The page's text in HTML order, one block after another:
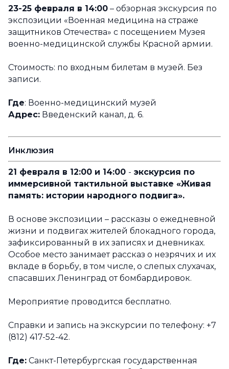
23-25 февраля в 14:00 – обзорная экскурсия по
экспозиции «Военная медицина на страже
защитников Отечества» с посещением Музея
военно-медицинской службы Красной армии.
Стоимость: по входным билетам в музей. Без
записи.
Где: Военно-медицинский музей
Адрес: Введенский канал, д. 6.
Инклюзия
21 февраля в 12:00 и 14:00 - экскурсия по
иммерсивной тактильной выставке «Живая
память: истории народного подвига».
В основе экспозиции – рассказы о ежедневной
жизни и подвигах жителей блокадного города,
зафиксированный в их записях и дневниках.
Особое место занимает рассказ о незрячих и их
вкладе в борьбу, в том числе, о слепых слухачах,
спасавших Ленинград от бомбардировок.
Мероприятие проводится бесплатно.
Справки и запись на экскурсии по телефону: +7
(812) 417-52-42.
Где: Санкт-Петербургская государственная